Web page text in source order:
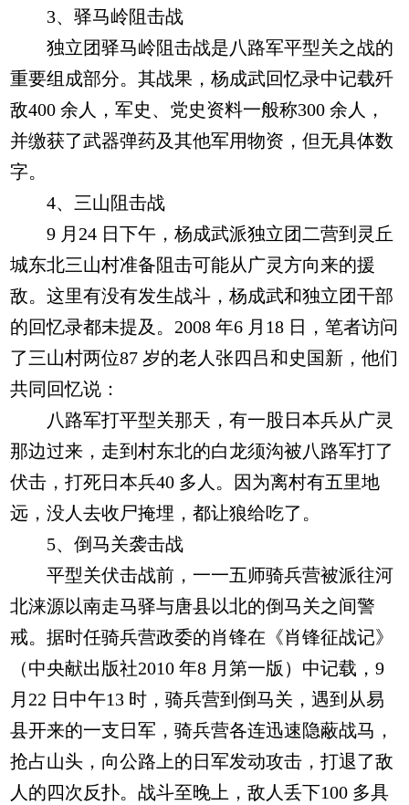
3、驿马岭阻击战
独立团驿马岭阻击战是八路军平型关之战的
重要组成部分。其战果，杨成武回忆录中记载歼
敌400 余人，军史、党史资料一般称300 余人，
并缴获了武器弹药及其他军用物资，但无具体数
字。
4、三山阻击战
9 月24 日下午，杨成武派独立团二营到灵丘
城东北三山村准备阻击可能从广灵方向来的援
敌。这里有没有发生战斗，杨成武和独立团干部
的回忆录都未提及。2008 年6 月18 日，笔者访问
了三山村两位87 岁的老人张四吕和史国新，他们
共同回忆说：
八路军打平型关那天，有一股日本兵从广灵
那边过来，走到村东北的白龙须沟被八路军打了
伏击，打死日本兵40 多人。因为离村有五里地
远，没人去收尸掩埋，都让狼给吃了。
5、倒马关袭击战
平型关伏击战前，一一五师骑兵营被派往河
北涞源以南走马驿与唐县以北的倒马关之间警
戒。据时任骑兵营政委的肖锋在《肖锋征战记》
（中央献出版社2010 年8 月第一版）中记载，9
月22 日中午13 时，骑兵营到倒马关，遇到从易
县开来的一支日军，骑兵营各连迅速隐蔽战马，
抢占山头，向公路上的日军发动攻击，打退了敌
人的四次反扑。战斗至晚上，敌人丢下100 多具